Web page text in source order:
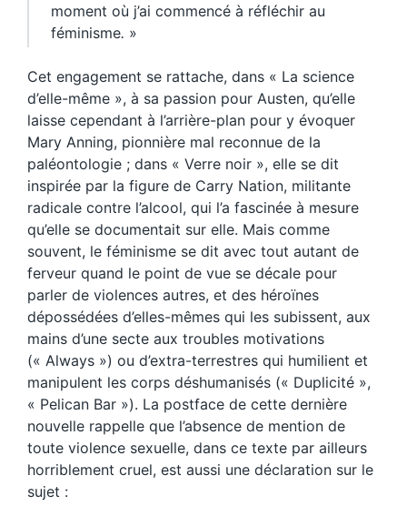
moment où j’ai commencé à réfléchir au
féminisme. »
Cet engagement se rattache, dans « La science
d’elle-même », à sa passion pour Austen, qu’elle
laisse cependant à l’arrière-plan pour y évoquer
Mary Anning, pionnière mal reconnue de la
paléontologie ; dans « Verre noir », elle se dit
inspirée par la figure de Carry Nation, militante
radicale contre l’alcool, qui l’a fascinée à mesure
qu’elle se documentait sur elle. Mais comme
souvent, le féminisme se dit avec tout autant de
ferveur quand le point de vue se décale pour
parler de violences autres, et des héroïnes
dépossédées d’elles-mêmes qui les subissent, aux
mains d’une secte aux troubles motivations
(« Always ») ou d’extra-terrestres qui humilient et
manipulent les corps déshumanisés (« Duplicité »,
« Pelican Bar »). La postface de cette dernière
nouvelle rappelle que l’absence de mention de
toute violence sexuelle, dans ce texte par ailleurs
horriblement cruel, est aussi une déclaration sur le
sujet :